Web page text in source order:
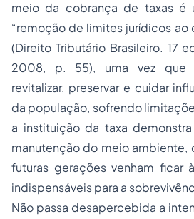
meio da cobrança de taxas é
“remoção de limites jurídicos ao
(Direito Tributário Brasileiro. 17
2008, p. 55), uma vez que
revitalizar, preservar e cuidar
da população, sofrendo
a instituição da taxa
manutenção do meio ambiente,
futuras gerações venham ficar
indispensáveis para a
Não passa desapercebida a